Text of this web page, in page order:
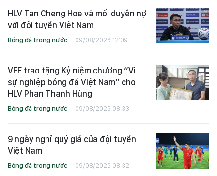
HLV Tan Cheng Hoe và mối duyên nợ
với đội tuyển Việt Nam
Bóng đá trong nước 09/08/2026 12:09
VFF trao tặng Kỷ niệm chương “Vì
sự nghiệp bóng đá Việt Nam” cho
HLV Phan Thanh Hùng
Bóng đá trong nước 09/08/2026 08:33
9 ngày nghỉ quý giá của đội tuyển
Việt Nam
Bóng đá trong nước 09/08/2026 08:32